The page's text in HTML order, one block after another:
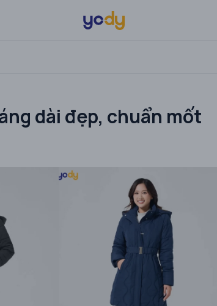
dài đẹp, chuẩn mốt